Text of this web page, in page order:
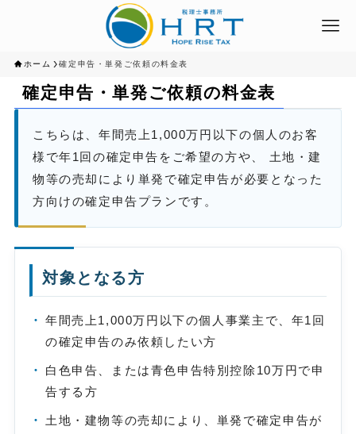
ホーム 確定申告・単発ご依頼の料金表
確定申告・単発ご依頼の料金表
こちらは、年間売上1,000万円以下の個人のお客
様で年1回の確定申告をご希望の方や、 土地・建
物等の売却により単発で確定申告が必要となった
方向けの確定申告プランです。
対象となる方
年間売上1,000万円以下の個人事業主で、年1回
の確定申告のみ依頼したい方
白色申告、または青色申告特別控除10万円で申
告する方
土地・建物等の売却により、単発で確定申告が